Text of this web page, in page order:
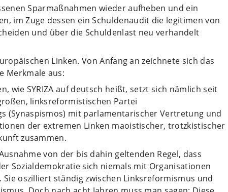
Sparmaßnahmen wieder aufheben und ein
im Zuge dessen ein Schuldenaudit die legitimen von
und über die Schuldenlast neu verhandelt
Linken. Von Anfang an zeichnete sich das
Merkmale aus:
wie SYRIZA auf deutsch heißt, setzt sich nämlich seit
linksreformistischen Partei
(Synaspismos) mit parlamentarischer Vertretung und
der extremen Linken maoistischer, trotzkistischer
zusammen.
von der bis dahin geltenden Regel, dass
Sozialdemokratie sich niemals mit Organisationen
oszilliert ständig zwischen Linksreformismus und